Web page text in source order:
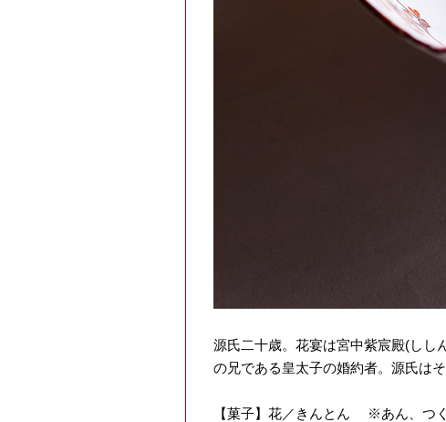
源氏二十歳。花宴は宮中紫宸殿(しし
の兄である皇太子の婚約者。源氏は
【菓子】花／きんとん ※あん、つ